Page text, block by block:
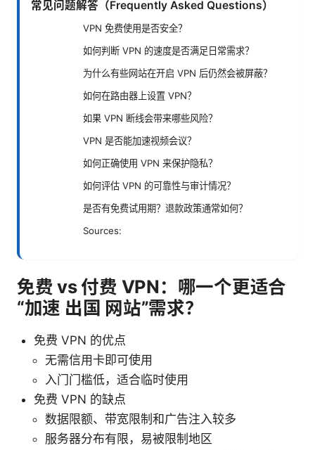
常见问题解答（Frequently Asked Questions）
VPN 免费使用是否安全？
如何判断 VPN 的速度是否满足日常需求？
为什么有些网站在开启 VPN 后仍然会被屏蔽？
如何在路由器上设置 VPN？
如果 VPN 断线会带来哪些风险？
VPN 是否能加速视频会议？
如何正确使用 VPN 来保护隐私？
如何评估 VPN 的可靠性与审计情况？
是否有免费试用期？退款政策通常如何？
Sources:
免费 vs 付费 VPN：哪一个更适合
“加速 出国 网站”需求？
免费 VPN 的优点
无需信用卡即可使用
入门门槛低，适合临时使用
免费 VPN 的缺点
数据限额、带宽限制和广告注入较多
服务器分布有限，易被限制地区